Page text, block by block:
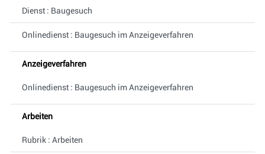
Dienst : Baugesuch
Onlinedienst : Baugesuch im Anzeigeverfahren
Anzeigeverfahren
Onlinedienst : Baugesuch im Anzeigeverfahren
Arbeiten
Rubrik : Arbeiten